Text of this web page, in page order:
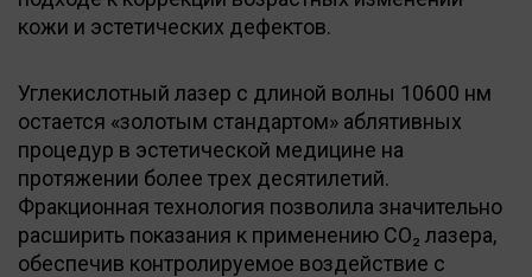
кожи и эстетических дефектов.
Углекислотный лазер с длиной волны 10600 нм
остается «золотым стандартом» аблятивных
процедур в эстетической медицине на
протяжении более трех десятилетий.
Фракционная технология позволила значительно
расширить показания к применению CO₂ лазера,
обеспечив контролируемое воздействие с